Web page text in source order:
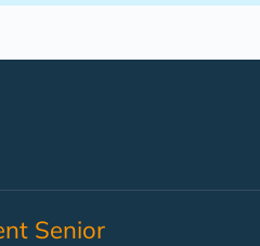
Senior